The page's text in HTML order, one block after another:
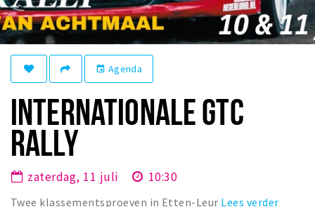
Recreatief
Winkels
Winkelgebieden
Bezienswaardigheden
Musea, theaters & podia
Uitjes & activiteiten
Toeristische routes
event Agenda
INTERNATIONALE GTC
RALLY
zaterdag, 11 juli 10:30
Twee klassementsproeven in Etten-Leur Lees verder